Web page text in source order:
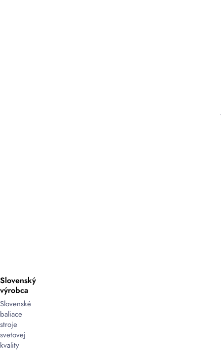
Slovenský
výrobca
Slovenské
baliace
stroje
svetovej
kvality